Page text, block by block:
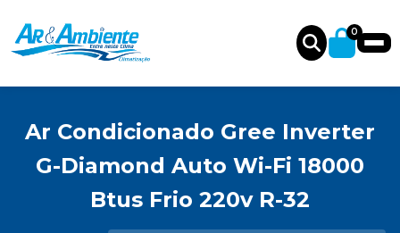
0
Ar Condicionado Gree Inverter
G-Diamond Auto Wi-Fi 18000
Btus Frio 220v R-32